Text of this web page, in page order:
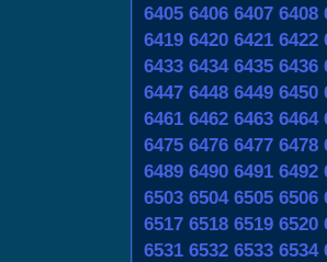
6405 6406 6407 6408
6419 6420 6421 6422
6433 6434 6435 6436
6447 6448 6449 6450
6461 6462 6463 6464
6475 6476 6477 6478
6489 6490 6491 6492
6503 6504 6505 6506
6517 6518 6519 6520
6531 6532 6533 6534